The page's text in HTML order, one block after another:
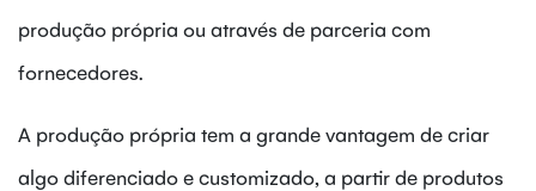
produção própria ou através de parceria com
fornecedores.
A produção própria tem a grande vantagem de criar
algo diferenciado e customizado, a partir de produtos